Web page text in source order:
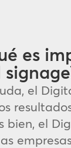
es
el
bien, el